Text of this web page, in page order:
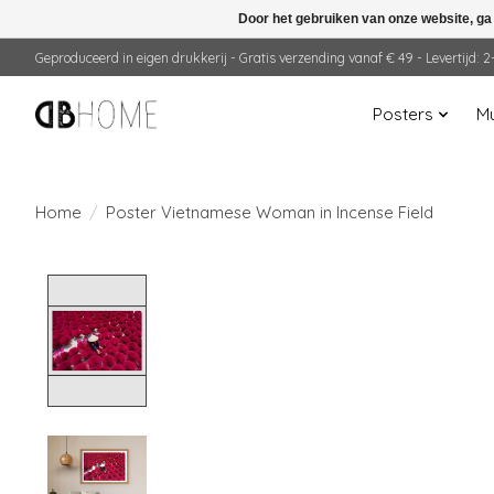
Geproduceerd in eigen drukkerij - Gratis verzending vanaf € 49 - Levertijd:
Posters
Home / Poster Vietnamese Woman in Incense Field
Door het gebruiken van onze website,